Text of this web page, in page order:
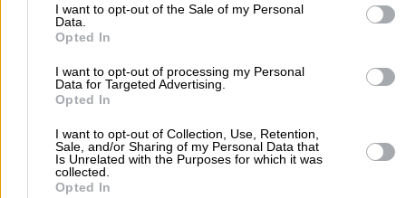
I want to opt-out of the Sale of my Personal
Data.
Opted In
I want to opt-out of processing my Personal
Data for Targeted Advertising.
Opted In
I want to opt-out of Collection, Use, Retention,
Sale, and/or Sharing of my Personal Data that
Is Unrelated with the Purposes for which it was
collected.
Opted In
Δημοφιλείς Αναζητήσεις
Ψυχολόγοι Παιδικοί Σταθμοί Οδοντίατροι
Συνεργεία Αυτοκινήτων
Υδραυλικοί - Υδραυλικές Εγκαταστάσεις
περισσότερα >>